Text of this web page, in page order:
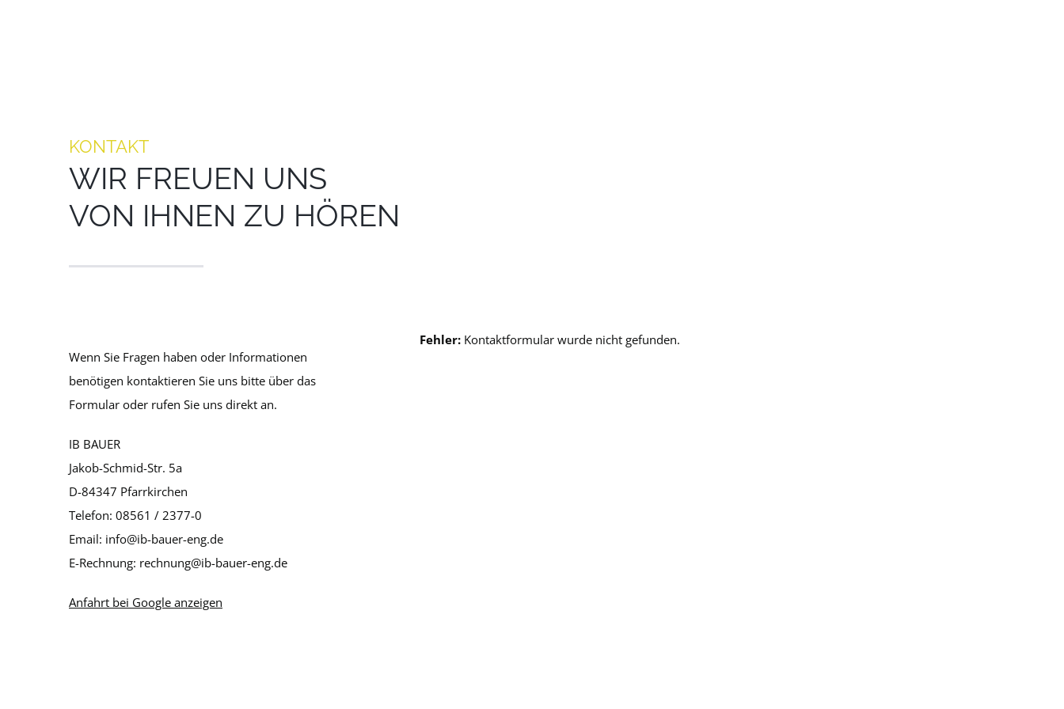
KONTAKT
WIR FREUEN UNS
VON IHNEN ZU HÖREN
Wenn Sie Fragen haben oder Informationen
benötigen kontaktieren Sie uns bitte über das
Formular oder rufen Sie uns direkt an.
IB BAUER
Jakob-Schmid-Str. 5a
D-84347 Pfarrkirchen
Telefon: 08561 / 2377-0
Email: info@ib-bauer-eng.de
E-Rechnung: rechnung@ib-bauer-eng.de
Anfahrt bei Google anzeigen
Fehler: Kontaktformular wurde nicht gefunden.